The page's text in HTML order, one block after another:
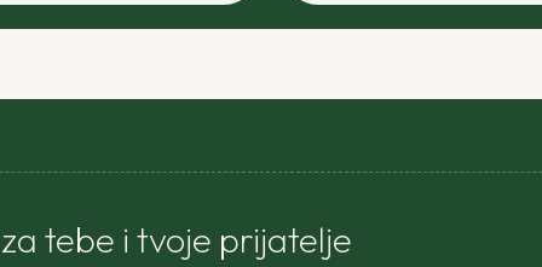
tebe i tvoje prijatelje